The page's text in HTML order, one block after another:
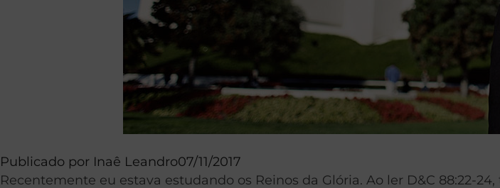
Publicado por Inaê Leandro07/11/2017
Recentemente eu estava estudando os Reinos da Glória. Ao ler D&C 88:22-